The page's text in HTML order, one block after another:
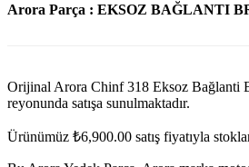
Arora Parça : EKSOZ BAĞLANTI
Orijinal Arora Chinf 318 Eksoz Bağlanti
reyonunda satışa sunulmaktadır.
Ürünümüz ₺6,900.00 satış fiyatıyla